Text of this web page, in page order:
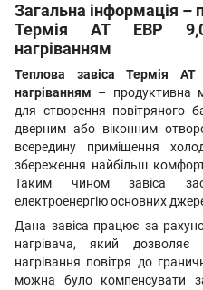
Загальна інформація –
Термія АТ ЕВР
нагріванням
Теплова завіса Термія
нагріванням – продуктивна
для створення повітряного
дверним або віконним
всередину приміщення
збереження найбільш
Таким чином завіса
електроенергію основних
Дана завіса працює за
нагрівача, який
нагрівання повітря до
можна було компенсувати